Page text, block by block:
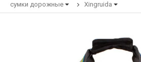
сумки дорожные
Xingruida